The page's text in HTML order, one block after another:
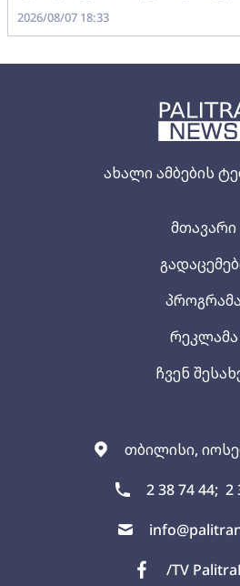
ახალი ამბების
თბილისი,
2 38 74 44; 2
/TV
მთავარი
პროგრამა
რეკლამა
ჩვენ
2026/08/07 18:33